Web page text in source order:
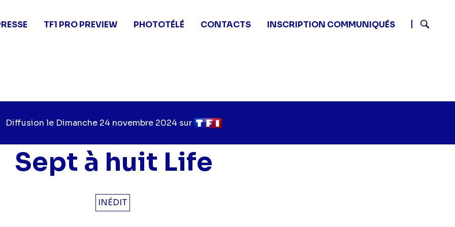
TF1 PRO PREVIEW PHOTOTÉLÉ CONTACTS
INSCRIPTION COMMUNIQUÉS
Diffusion le Jour
diffusion
Dimanche 24 novembre 2024 surChaîne
diffusion
Sept à huit Life
INÉDIT